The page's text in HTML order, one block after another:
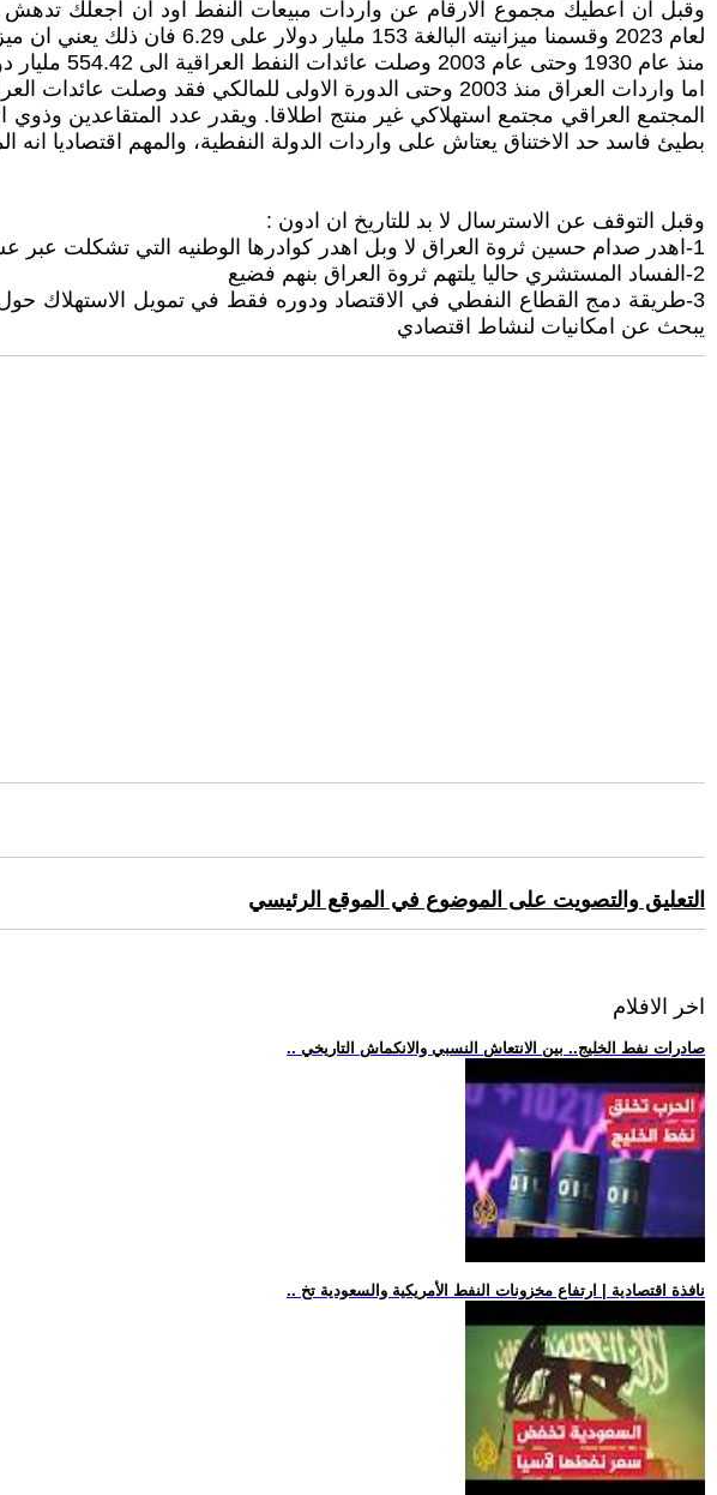
لعام 2023 وقسمنا ميزانيته البالغة 153 مليار دولار على 6.29 فان ذلك يعني ان ميزانية العراق تبلغ 24.32 مليار دولار !!!!!! ورغم انه اليوم يصدر حوالي 4 مليون برميل يوميا .
منذ عام 1930 وحتى عام 2003 وصلت عائدات النفط العراقية الى 554.42 مليار دولار .
اما واردات العراق منذ 2003 وحتى الدورة الاولى للمالكي فقد وصلت عائدات العراق النفطية الى 122.5 مليار دولار .
بطيئ فاسد حد الاختناق يعتاش على واردات الدولة النفطية، والمهم اقتصاديا
وقبل التوقف عن الاسترسال لا بد للتاريخ ان ادون :
1-اهدر صدام حسين ثروة العراق لا وبل اهدر كوادرها الوطنيه التي تشكلت عبر عشرات السنوات
2-الفساد المستشري حاليا يلتهم ثروة العراق بنهم فضيع
3-طريقة دمج القطاع النفطي في الاقتصاد ودوره فقط في تمويل الاستهلاك
يبحث عن امكانيات لنشاط اقتصادي
التعليق والتصويت على الموضوع في الموقع الرئيسي
اخر الافلام
.. صادرات نفط الخليج.. بين الانتعاش النسبي والانكماش التاريخي
.. نافذة اقتصادية | ارتفاع مخزونات النفط الأمريكية والسعودية تخ